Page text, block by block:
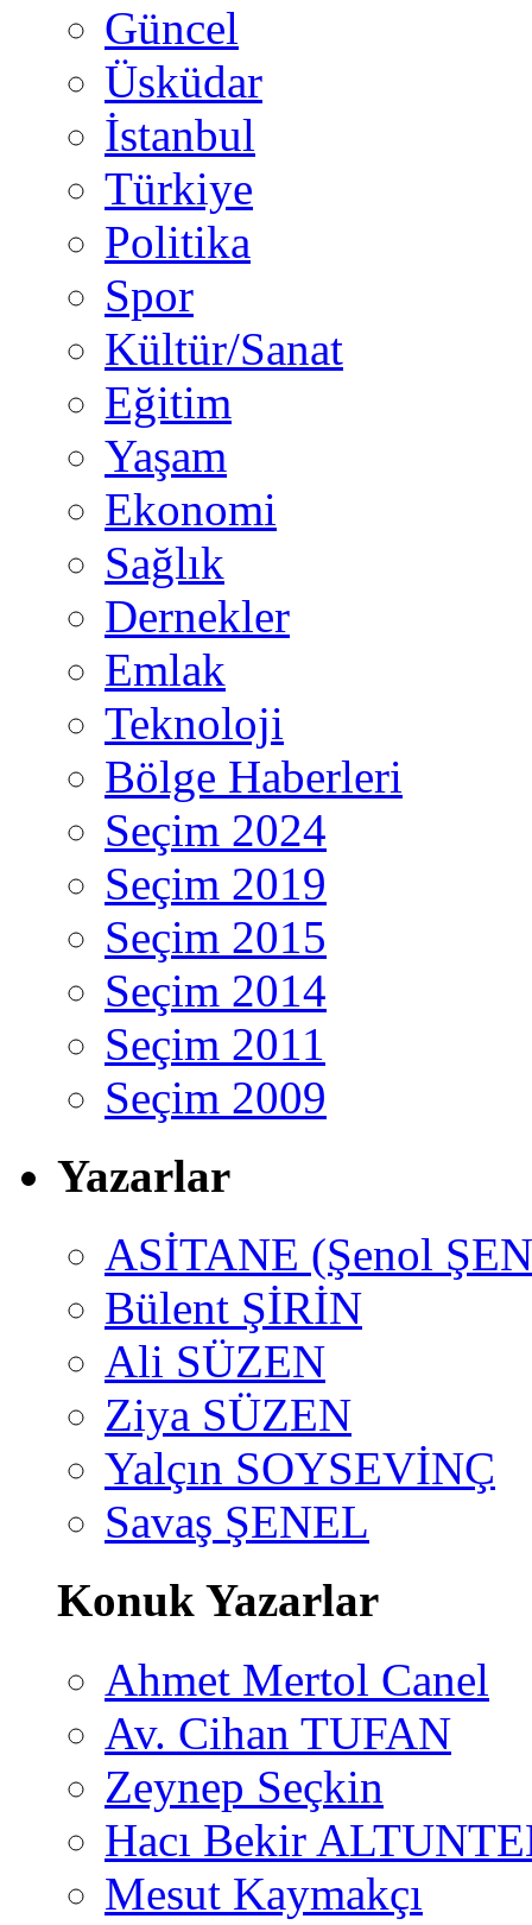
Güncel
Üsküdar
İstanbul
Türkiye
Politika
Spor
Kültür/Sanat
Eğitim
Yaşam
Ekonomi
Sağlık
Dernekler
Emlak
Teknoloji
Bölge Haberleri
Seçim 2024
Seçim 2019
Seçim 2015
Seçim 2014
Seçim 2011
Seçim 2009
Yazarlar
ASİTANE (Şenol
Bülent ŞİRİN
Ali SÜZEN
Ziya SÜZEN
Yalçın SOYSEVİNÇ
Savaş ŞENEL
Konuk Yazarlar
Ahmet Mertol Canel
Av. Cihan TUFAN
Zeynep Seçkin
Hacı Bekir
Mesut Kaymakçı